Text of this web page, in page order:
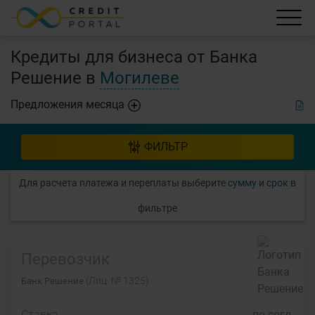
Кредиты для бизнеса от Банка
Решение в Могилеве
Предложения месяца
ФИЛЬТР
Для расчета платежа и переплаты выберите сумму и срок в
фильтре
Банк Решение (Лиц. № 1325)